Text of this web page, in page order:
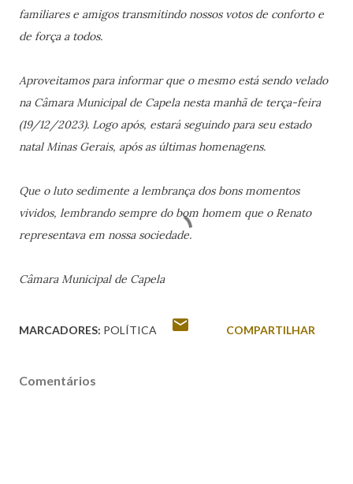
familiares e amigos transmitindo nossos votos de conforto e
de força a todos.
Aproveitamos para informar que o mesmo está sendo velado
na Câmara Municipal de Capela nesta manhã de terça-feira
(19/12/2023). Logo após, estará seguindo para seu estado
natal Minas Gerais, após as últimas homenagens.
Que o luto sedimente a lembrança dos bons momentos
vividos, lembrando sempre do bom homem que o Renato
representava em nossa sociedade.
Câmara Municipal de Capela
MARCADORES: POLÍTICA COMPARTILHAR
Comentários